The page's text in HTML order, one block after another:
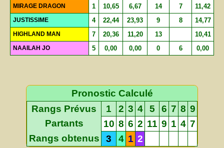
MIRAGE DRAGON 1 10,65 6,67 14 7 11,42
JUSTISSIME 4 22,44 23,93 9 8 14,77
HIGHLAND MAN 7 20,36 11,20 13 10,41
NAAILAH JO 5 0,00 0,00 0 6 0,00
Pronostic Calculé
Rangs Prévus
1 2 3 4 5 6 7 8 9
Partants
10 8 6 2 11 9 1 4 7
Rangs obtenus
3 4 1 2